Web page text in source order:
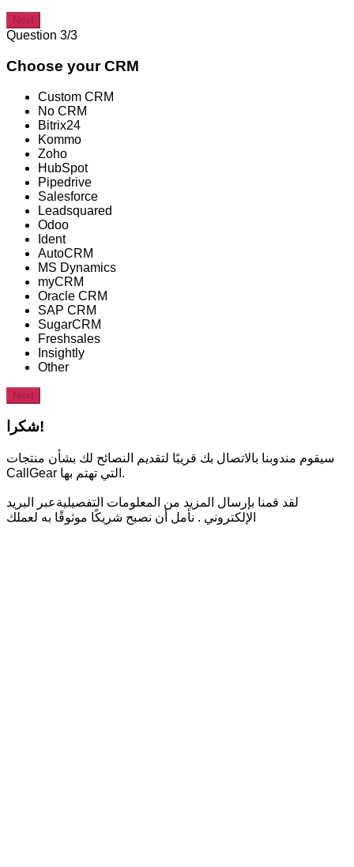
Next
Question 3/3
Choose your CRM
Custom CRM
No CRM
Bitrix24
Kommo
Zoho
HubSpot
Pipedrive
Salesforce
Leadsquared
Odoo
Ident
AutoCRM
MS Dynamics
myCRM
Oracle CRM
SAP CRM
SugarCRM
Freshsales
Insightly
Other
Next
شكرا!
سيقوم مندوبنا بالاتصال بك قريبًا لتقديم النصائح لك بشأن منتجات
CallGear التي تهتم بها.
لقد قمنا بإرسال المزيد من المعلومات التفصيليةعبر البريد
الإلكتروني . نأمل أن نصبح شريكًا موثوقًا به لعملك